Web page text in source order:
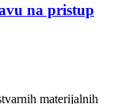
na pristup